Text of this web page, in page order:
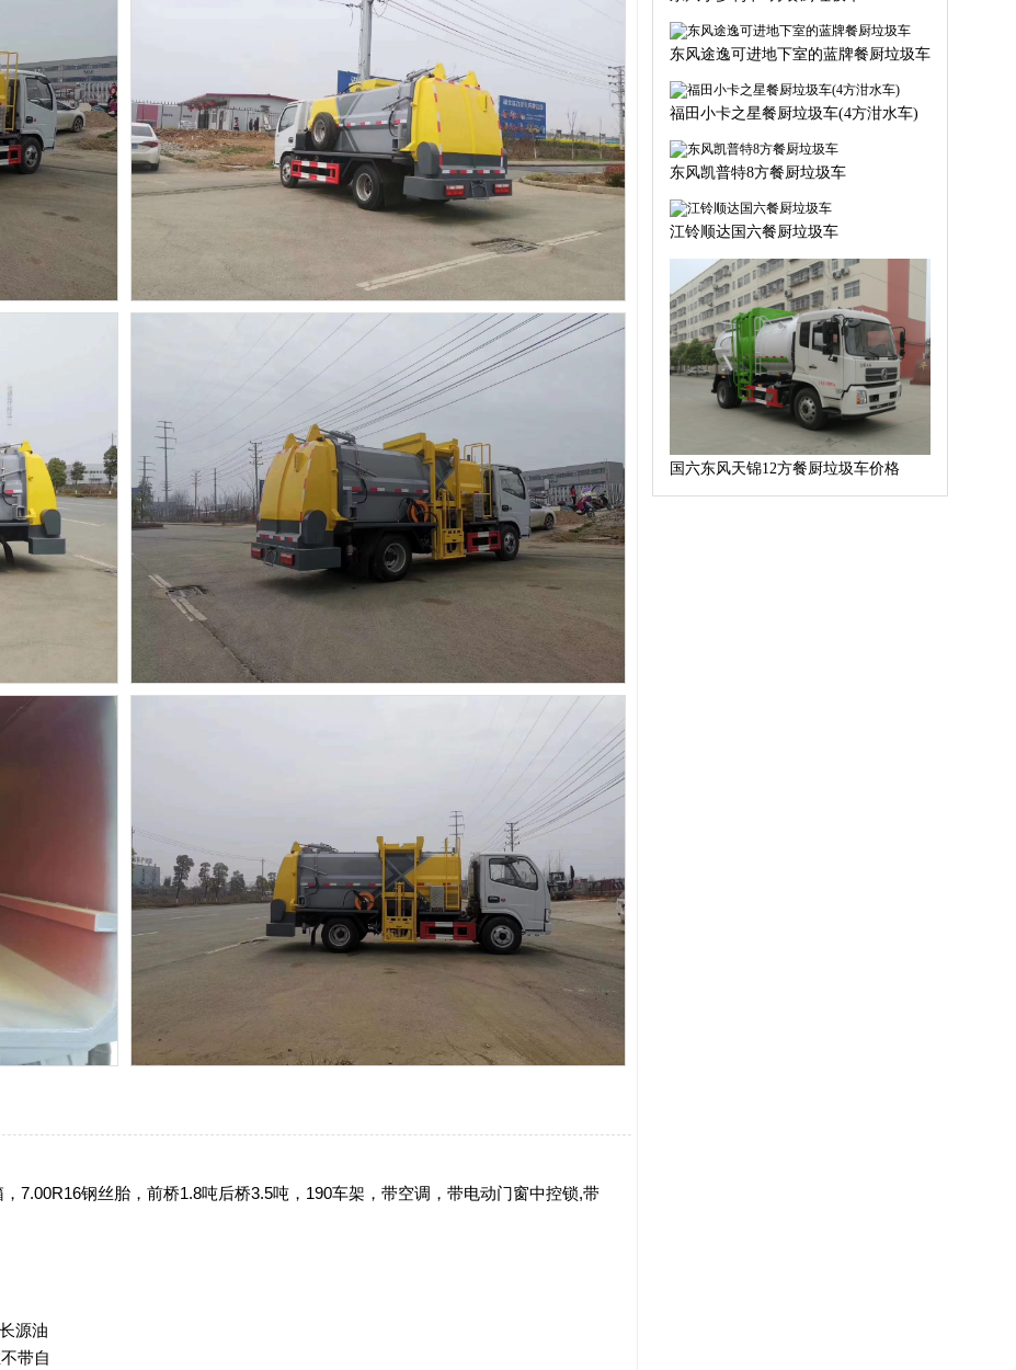
7.00R16钢丝胎，前桥1.8吨后桥3.5吨，190车架，带空调，带电动门窗中控锁,带
源油
带自
东风途逸可进地下室的蓝牌餐厨垃圾车
福田小卡之星餐厨垃圾车(4方泔水车)
东风凯普特8方餐厨垃圾车
江铃顺达国六餐厨垃圾车
国六东风天锦12方餐厨垃圾车价格